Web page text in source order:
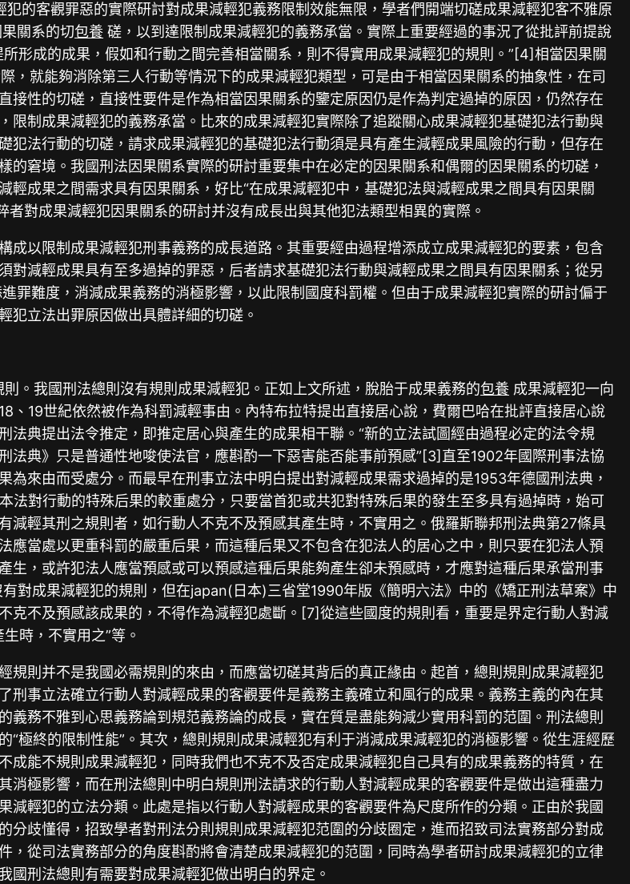
的客觀罪惡的實際研討對成果減輕犯義務限制效能無限，學者們開端切磋成果減輕犯客不雅原
關系的切包養 磋，以到達限制成果減輕犯的義務承當。實際上重要經過的事況了從批評前提說
形成的成果，假如和行動之間完善相當關系，則不得實用成果減輕犯的規則。”[4]相當因果關
，就能夠消除第三人行動等情況下的成果減輕犯類型，可是由于相當因果關系的抽象性，在司
性的切磋，直接性要件是作為相當因果關系的鑒定原因仍是作為判定過掉的原因，仍然存在
制成果減輕犯的義務承當。比來的成果減輕犯實際除了追蹤關心成果減輕犯基礎犯法行動與
法行動的切磋，請求成果減輕犯的基礎犯法行動須是具有產生減輕成果風險的行動，但存在
窘境。我國刑法因果關系實際的研討重要集中在必定的因果關系和偶爾的因果關系的切磋，
成果之間需求具有因果關系，好比“在成果減輕犯中，基礎犯法與減輕成果之間具有因果關
對成果減輕犯因果關系的研討并沒有成長出與其他犯法類型相異的實際。
成以限制成果減輕犯刑事義務的成長道路。其重要經由過程增添成立成果減輕犯的要素，包含
減輕成果具有至多過掉的罪惡，后者請求基礎犯法行動與減輕成果之間具有因果關系；從另
罪難度，消減成果義務的消極影響，以此限制國度科罰權。但由于成果減輕犯實際的研討偏于
犯立法出罪原因做出具體詳細的切磋。
。我國刑法總則沒有規則成果減輕犯。正如上文所述，脫胎于成果義務的包養 成果減輕犯一向
19世紀依然被作為科罰減輕事由。內特布拉特提出直接居心說，費爾巴哈在批評直接居心說
典提出法令推定，即推定居心與產生的成果相干聯。“新的立法試圖經由過程必定的法令規
法典》只是普通性地唆使法官，應斟酌一下惡害能否能事前預感”[3]直至1902年國際刑事法協
來由而受處分。而最早在刑事立法中明白提出對減輕成果需求過掉的是1953年德國刑法典，
對行動的特殊后果的較重處分，只要當首犯或共犯對特殊后果的發生至多具有過掉時，始可
減輕其刑之規則者，如行動人不克不及預感其產生時，不實用之。俄羅斯聯邦刑法典第27條具
當處以更重科罰的嚴重后果，而這種后果又不包含在犯法人的居心之中，則只要在犯法人預
，或許犯法人應當預感或可以預感這種后果能夠產生卻未預感時，才應對這種后果承當刑事
對成果減輕犯的規則，但在japan(日本)三省堂1990年版《簡明六法》中的《矯正刑法草案》中
克不及預感該成果的，不得作為減輕犯處斷。[7]從這些國度的規則看，重要是界定行動人對減
時，不實用之”等。
則并不是我國必需規則的來由，而應當切磋其背后的真正緣由。起首，總則規則成果減輕犯
刑事立法確立行動人對減輕成果的客觀要件是義務主義確立和風行的成果。義務主義的內在其
務不雅到心思義務論到規范義務論的成長，實在質是盡能夠減少實用科罰的范圍。刑法總則
極終的限制性能”。其次，總則規則成果減輕犯有利于消減成果減輕犯的消極影響。從生涯經歷
能不規則成果減輕犯，同時我們也不克不及否定成果減輕犯自己具有的成果義務的特質，在
極影響，而在刑法總則中明白規則刑法請求的行動人對減輕成果的客觀要件是做出這種盡力
輕犯的立法分類。此處是指以行動人對減輕成果的客觀要件為尺度所作的分類。正由於我國
歧懂得，招致學者對刑法分則規則成果減輕犯范圍的分歧圈定，進而招致司法實務部分對成
從司法實務部分的角度斟酌將會清楚成果減輕犯的范圍，同時為學者研討成果減輕犯的立律
刑法總則有需要對成果減輕犯做出明白的界定。